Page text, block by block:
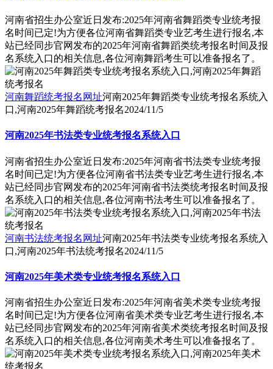
河南省招生办公室近日发布:2025年河南省舞蹈类专业统考报
名时间已定!为方便各位河南省舞蹈类专业艺考生进行报名,本
站已经同步官网发布的2025年河南省舞蹈类统考报名时间及报
名系统入口的相关信息,各位河南舞蹈考生可以准备报名了。
河南舞蹈统考报名网址河南2025年舞蹈类专业统考报名系统入
口,河南2025年舞蹈统考报名2024/11/5
河南2025年书法类专业统考报名系统入口
河南省招生办公室近日发布:2025年河南省书法类专业统考报
名时间已定!为方便各位河南省书法类专业艺考生进行报名,本
站已经同步官网发布的2025年河南省书法类统考报名时间及报
名系统入口的相关信息,各位河南书法考生可以准备报名了。
河南书法统考报名网址河南2025年书法类专业统考报名系统入
口,河南2025年书法统考报名2024/11/5
河南2025年美术类专业统考报名系统入口
河南省招生办公室近日发布:2025年河南省美术类专业统考报
名时间已定!为方便各位河南省美术类专业艺考生进行报名,本
站已经同步官网发布的2025年河南省美术类统考报名时间及报
名系统入口的相关信息,各位河南美术考生可以准备报名了。